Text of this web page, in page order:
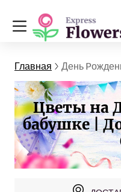
Главная День
Цветы на
бабушке |